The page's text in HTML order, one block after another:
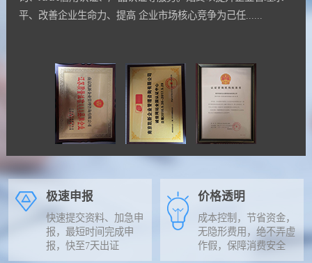
平、改善企业生命力、提高 企业市场核心竞争为己任......
极速申报
快速提交资料、加急申
报，最短时间完成申
报，快至7天出证
价格透明
成本控制，节省资金，
无隐形费用，绝不弄虚
作假，保障消费安全